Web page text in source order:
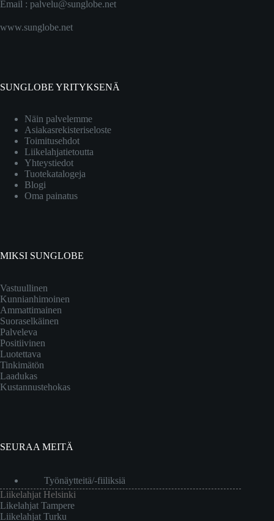
Email : palvelu@sunglobe.net
www.sunglobe.net
SUNGLOBE YRITYKSENÄ
Näin palvelemme
Asiakasrekisteriseloste
Toimitusehdot
Liikelahjatietoutta
Yhteystiedot
Tuotekatalogeja
Blogi
Oma painatus
MIKSI SUNGLOBE
Vastuullinen
Kunnianhimoinen
Ammattimainen
Suoraselkäinen
Palveleva
Positiivinen
Luotettava
Tinkimätön
Laadukas
Kustannustehokas
SEURAA MEITÄ
Työnäytteitä/-fiiliksiä
Liikelahjat Helsinki
Likelahjat Tampere
Liikelahjat Turku